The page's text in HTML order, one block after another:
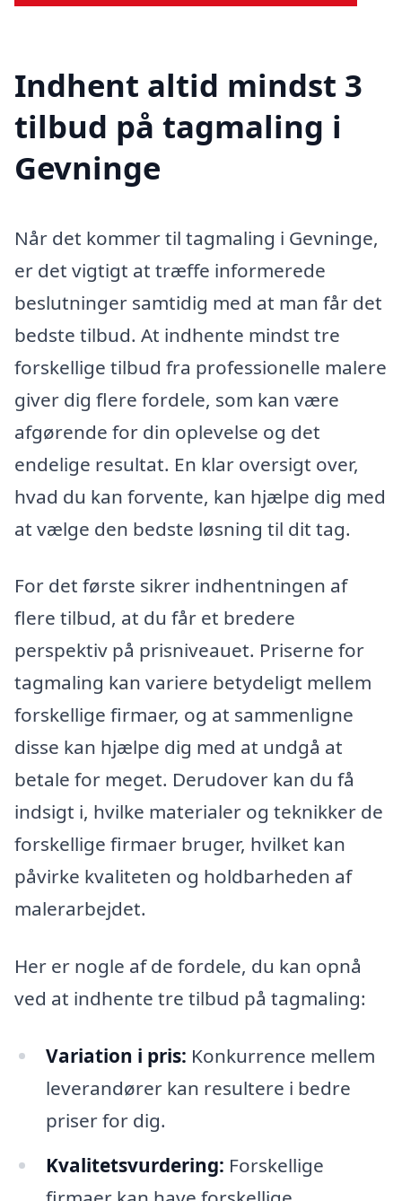
Indhent altid mindst 3
tilbud på tagmaling i
Gevninge
Når det kommer til tagmaling i Gevninge,
er det vigtigt at træffe informerede
beslutninger samtidig med at man får det
bedste tilbud. At indhente mindst tre
forskellige tilbud fra professionelle malere
giver dig flere fordele, som kan være
afgørende for din oplevelse og det
endelige resultat. En klar oversigt over,
hvad du kan forvente, kan hjælpe dig med
at vælge den bedste løsning til dit tag.
For det første sikrer indhentningen af
flere tilbud, at du får et bredere
perspektiv på prisniveauet. Priserne for
tagmaling kan variere betydeligt mellem
forskellige firmaer, og at sammenligne
disse kan hjælpe dig med at undgå at
betale for meget. Derudover kan du få
indsigt i, hvilke materialer og teknikker de
forskellige firmaer bruger, hvilket kan
påvirke kvaliteten og holdbarheden af
malerarbejdet.
Her er nogle af de fordele, du kan opnå
ved at indhente tre tilbud på tagmaling:
Variation i pris: Konkurrence mellem
leverandører kan resultere i bedre
priser for dig.
Kvalitetsvurdering: Forskellige